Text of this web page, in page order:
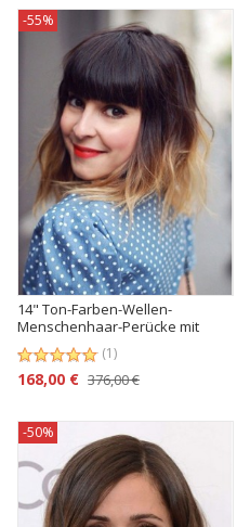
-55%
14" Ton-Farben-Wellen-
Menschenhaar-Perücke mit
Pony
(1)
376,00 €
168,00 €
-50%